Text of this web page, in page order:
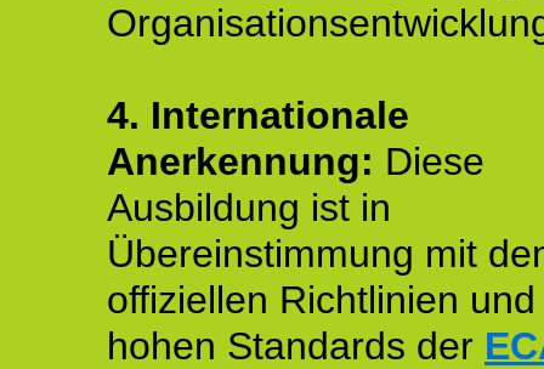
4. Internationale
Anerkennung: Diese
Ausbildung ist in
Übereinstimmung mit
offiziellen Richtlinien
hohen Standards der